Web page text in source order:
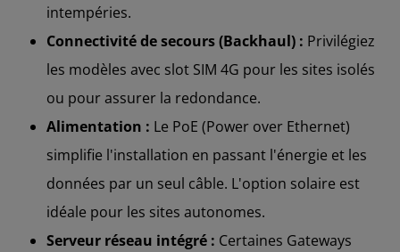
intempéries.
Connectivité de secours (Backhaul) : Privilégiez
les modèles avec slot SIM 4G pour les sites isolés
ou pour assurer la redondance.
Alimentation : Le PoE (Power over Ethernet)
simplifie l'installation en passant l'énergie et les
données par un seul câble. L'option solaire est
idéale pour les sites autonomes.
Serveur réseau intégré : Certaines Gateways